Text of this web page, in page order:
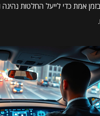
בזמן אמת כדי לייעל החלטות